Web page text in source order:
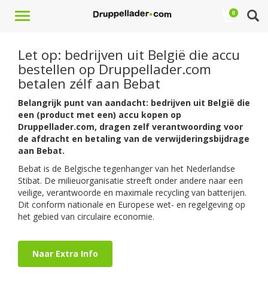
Toggle
0
Let op: bedrijven uit België die accu
bestellen op Druppellader.com
betalen zélf aan Bebat
Belangrijk punt van aandacht: bedrijven uit België die
een (product met een) accu kopen op
Druppellader.com, dragen zelf verantwoording voor
de afdracht en betaling van de verwijderingsbijdrage
aan Bebat.
Bebat is de Belgische tegenhanger van het Nederlandse
Stibat. De milieuorganisatie streeft onder andere naar een
veilige, verantwoorde en maximale recycling van batterijen.
Dit conform nationale en Europese wet- en regelgeving op
het gebied van circulaire economie.
Naar Extra Info